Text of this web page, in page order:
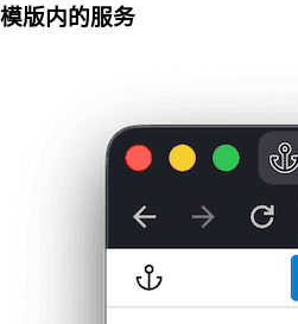
模版内的服务